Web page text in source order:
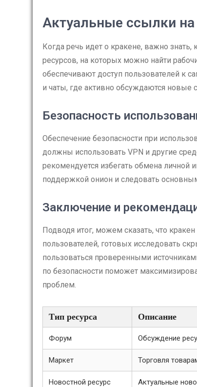
Актуальные ссылки на
Когда речь идет о кракене, важно
ресурсов, на которых можно найти
обеспечивают доступ пользователей
и чаты, где активно обсуждаются новые
Безопасность
Обеспечение безопасности при
должны использовать VPN и другие
рекомендуется избегать обмена
поддержкой онион и следовать
Заключение и
Подводя итог, можем сказать, что
пользователей, готовых исследовать
пользоваться проверенными
по безопасности поможет
проблем.
Тип ресурса Описание
Форум Обсуждение
Маркет Торговля
Новостной ресурс Актуальные